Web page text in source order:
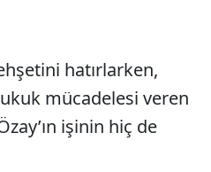
hatırlarken,
mücadelesi veren
işinin hiç de